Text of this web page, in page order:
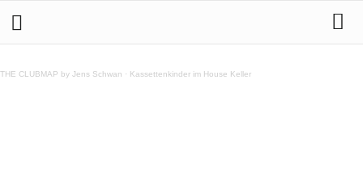
THE CLUBMAP by Jens Schwan · Kassettenkinder im House Keller